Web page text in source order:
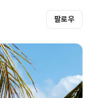
팔로우